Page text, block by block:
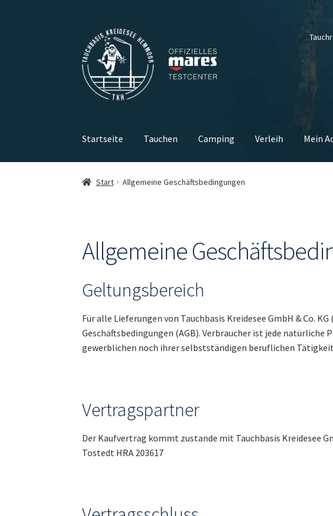
Navigation
springen
Zum
Inhalt
springen
Startseite Tauchen Camping Verleih Mein
Start Allgemeine Geschäftsbedingungen
Allgemeine
Geltungsbereich
Für alle Lieferungen von Tauchbasis Kreidesee GmbH & Co.
Geschäftsbedingungen (AGB). Verbraucher ist jede natürliche
gewerblichen noch ihrer selbstständigen beruflichen
Vertragspartner
Der Kaufvertrag kommt zustande mit Tauchbasis Kreidesee
Tostedt HRA 203617